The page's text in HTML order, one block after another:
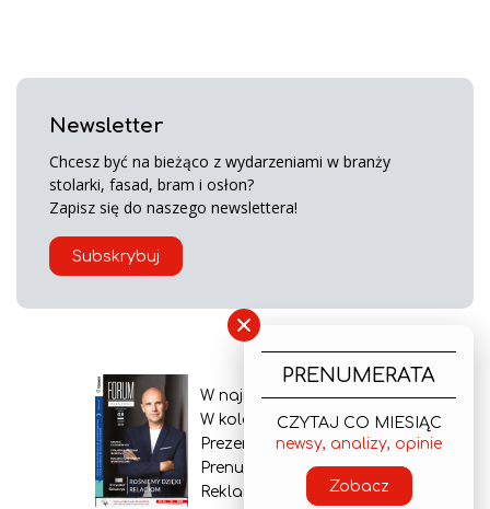
Newsletter
Chcesz być na bieżąco z wydarzeniami w branży
stolarki, fasad, bram i osłon?
Zapisz się do naszego newslettera!
Subskrybuj
W najnowszym wydaniu
W kolejnym numerze
Prezentacja gazety
Prenumerata
Reklama
×
PRENUMERATA
CZYTAJ CO MIESIĄC
newsy, analizy, opinie
Zobacz